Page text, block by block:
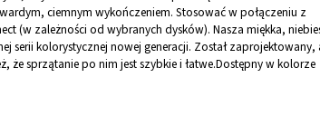
ciemnym wykończeniem. Stosować w połączeniu z
(w zależności od wybranych dysków). Nasza miękka,
serii kolorystycznej nowej generacji. Został zaprojektowany,
sprzątanie po nim jest szybkie i łatwe.Dostępny w kolorze